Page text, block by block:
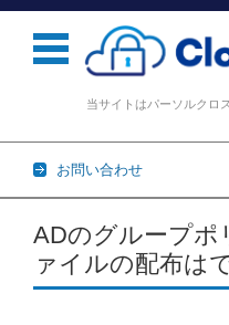
当サイトはパーソルクロ
お問い合わせ
コンテンツに移動
ADのグループポ
ァイルの配布は